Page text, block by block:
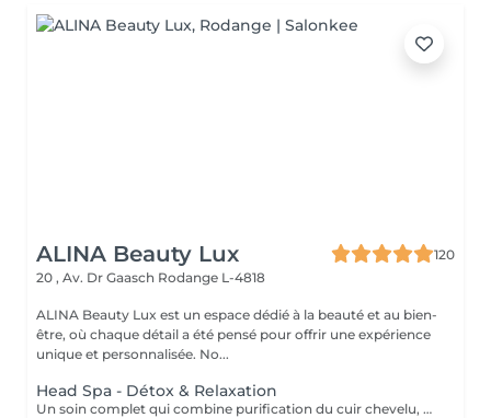
ALINA Beauty Lux
120
20 , Av. Dr Gaasch Rodange L-4818
ALINA Beauty Lux est un espace dédié à la beauté et au bien-
être, où chaque détail a été pensé pour offrir une expérience
unique et personnalisée. No...
Head Spa - Détox & Relaxation
Un soin complet qui combine purification du cuir chevelu, détoxification et massage relaxant. Inspiré des techniques japonaises, il élimine les impuretés, oxygène la peau et favorise la croissance des cheveux. Le visage se détend, l'esprit s'apaise et le cuir chevelu respire à nouveau.